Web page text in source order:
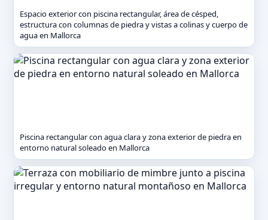
Espacio exterior con piscina rectangular, área de césped,
estructura con columnas de piedra y vistas a colinas y cuerpo de
agua en Mallorca
Piscina rectangular con agua clara y zona exterior de piedra en
entorno natural soleado en Mallorca